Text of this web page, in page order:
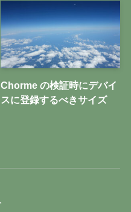
Chorme の検証時にデバイ
スに登録するべきサイズ